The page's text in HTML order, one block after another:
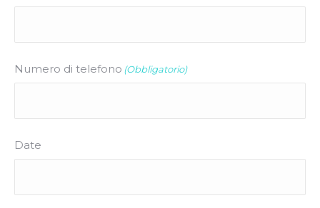
Numero di telefono (Obbligatorio)
Date